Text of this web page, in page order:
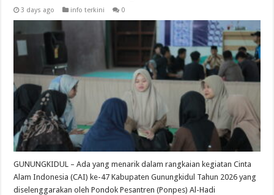
3 days ago info terkini 0
GUNUNGKIDUL – Ada yang menarik dalam rangkaian kegiatan Cinta
Alam Indonesia (CAI) ke-47 Kabupaten Gunungkidul Tahun 2026 yang
diselenggarakan oleh Pondok Pesantren (Ponpes) Al-Hadi